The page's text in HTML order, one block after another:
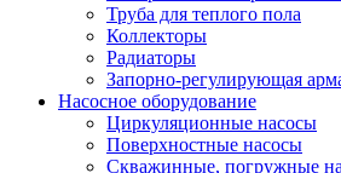
Труба для теплого пола
Коллекторы
Радиаторы
Запорно-регулирующая
Насосное оборудование
Циркуляционные насосы
Поверхностные насосы
Скважинные, погружные